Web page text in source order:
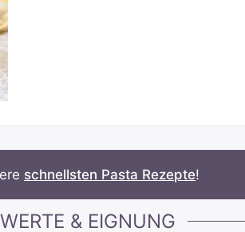
schnellsten Pasta Rezepte!
& EIGNUNG